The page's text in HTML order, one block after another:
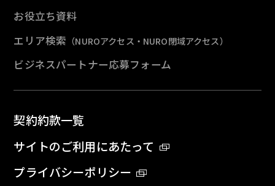
お役立ち資料
エリア検索 （NUROアクセス・NURO閉域アクセス）
ビジネスパートナー応募フォーム
契約約款一覧
サイトのご利用にあたって
プライバシーポリシー